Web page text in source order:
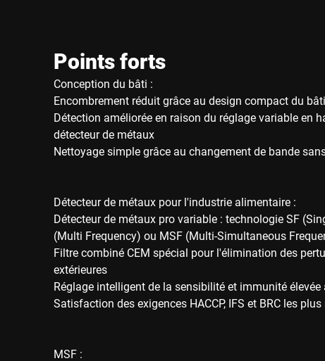
Points forts
Conception du bâti :
Encombrement réduit grâce au design compact du bâti
Détection améliorée en raison du réglage variable en
détecteur de métaux
Nettoyage simple grâce au changement de bande
Détecteur de métaux pour l'industrie alimentaire :
Détecteur de métaux pro variable : technologie SF
(Multi Frequency) ou MSF (Multi-Simultaneous
Filtre combiné CEM spécial pour l'élimination des
extérieures
Réglage intelligent de la sensibilité et immunité
Satisfaction des exigences HACCP, IFS et BRC les plus
MSF :